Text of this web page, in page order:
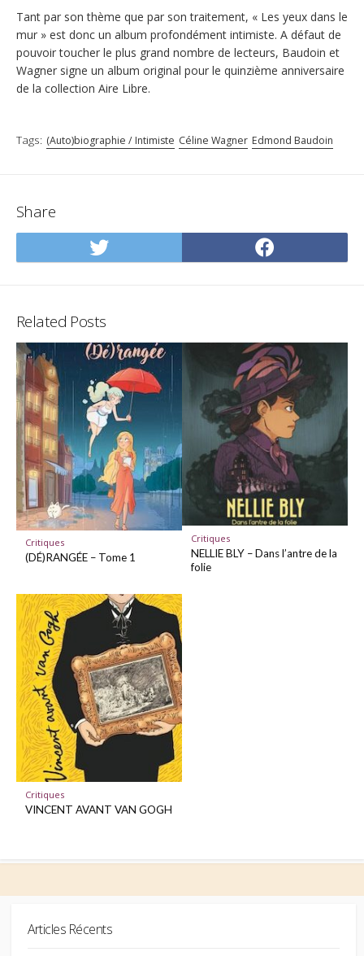
Tant par son thème que par son traitement, « Les yeux dans le
mur » est donc un album profondément intimiste. A défaut de
pouvoir toucher le plus grand nombre de lecteurs, Baudoin et
Wagner signe un album original pour le quinzième anniversaire
de la collection Aire Libre.
Tags: (Auto)biographie / Intimiste Céline Wagner Edmond Baudoin
Share
Share
on
on
Related Posts
Critiques
(DÉ)RANGÉE – Tome 1
Critiques
NELLIE BLY – Dans l’antre de la
folie
Critiques
VINCENT AVANT VAN GOGH
Articles Récents